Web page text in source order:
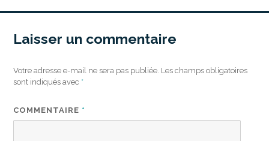
Laisser un commentaire
Votre adresse e-mail ne sera pas publiée. Les champs obligatoires
sont indiqués avec *
COMMENTAIRE *